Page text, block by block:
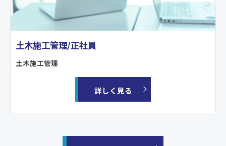
土木施工管理/正社員
土木施工管理
詳しく見る